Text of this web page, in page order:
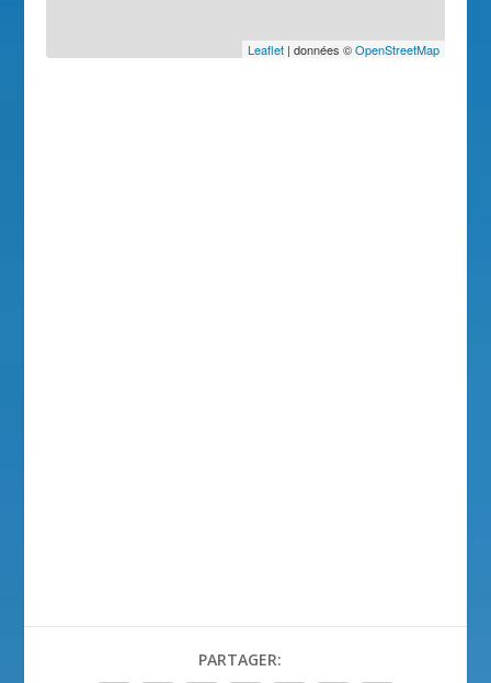
Leaflet| données ©OpenStreetMap
PARTAGER: